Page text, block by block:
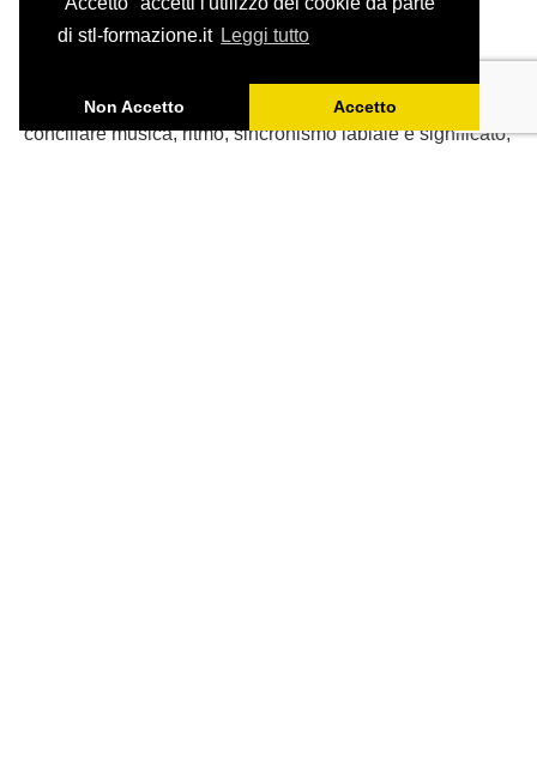
di stl-formazione.it Leggi tutto
Non Accetto Accetto
Adattare una canzone: il caso
Tradurre una canzone per il doppiaggio significa
conciliare musica, ritmo, sincronismo labiale e significato,